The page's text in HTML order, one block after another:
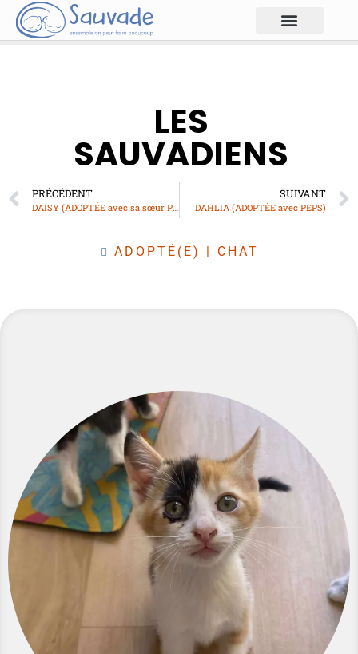
LES
SAUVADIENS
PRÉCÉDENT
DAISY (ADOPTÉE avec sa sœur PEACH)
SUIVANT
DAHLIA (ADOPTÉE avec PEPS)
ADOPTÉ(E) | CHAT